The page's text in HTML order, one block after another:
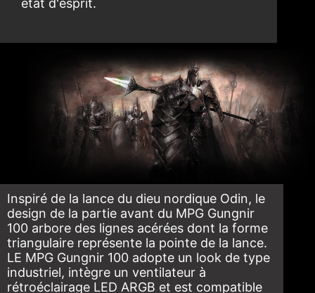
Inspiré de la lance du dieu nordique Odin, le
design de la partie avant du MPG Gungnir
100 arbore des lignes acérées dont la forme
triangulaire représente la pointe de la lance.
LE MPG Gungnir 100 adopte un look de type
industriel, intègre un ventilateur à
rétroéclairage LED ARGB et est compatible